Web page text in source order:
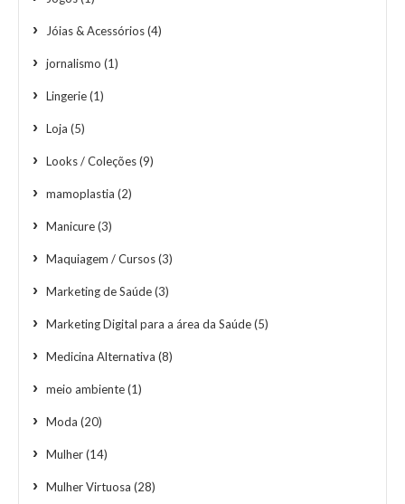
Jóias & Acessórios(4)
jornalismo (1)
Lingerie(1)
Loja (5)
Looks / Coleções(9)
mamoplastia (2)
Manicure(3)
Maquiagem / Cursos(3)
Marketing de Saúde(3)
Marketing Digital para a área da Saúde(5)
Medicina Alternativa (8)
meio ambiente(1)
Moda (20)
Mulher(14)
Mulher Virtuosa (28)